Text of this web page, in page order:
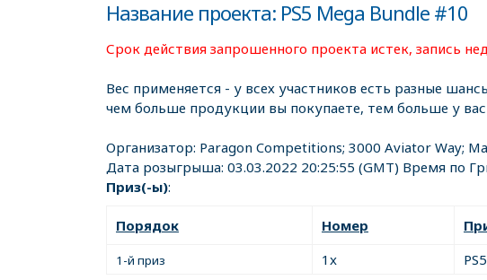
Название проекта: PS5 Mega Bundle #10
Срок действия запрошенного проекта истек, запись
Вес применяется - у всех участников есть разные
чем больше продукции вы покупаете, тем больше у
Организатор: Paragon Competitions; 3000 Aviator Way;
Дата розыгрыша: 03.03.2022 20:25:55 (GMT) Время по
Приз(-ы):
Порядок Номер
1-й приз 1x